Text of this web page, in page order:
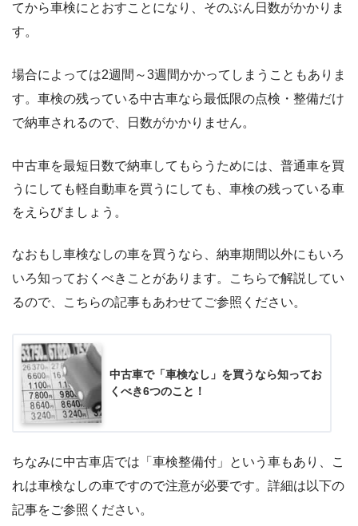
てから車検にとおすことになり、そのぶん日数がかかりま
す。
場合によっては2週間～3週間かかってしまうこともありま
す。車検の残っている中古車なら最低限の点検・整備だけ
で納車されるので、日数がかかりません。
中古車を最短日数で納車してもらうためには、普通車を買
うにしても軽自動車を買うにしても、車検の残っている車
をえらびましょう。
なおもし車検なしの車を買うなら、納車期間以外にもいろ
いろ知っておくべきことがあります。こちらで解説してい
るので、こちらの記事もあわせてご参照ください。
中古車で「車検なし」を買うなら知ってお
くべき6つのこと！
ちなみに中古車店では「車検整備付」という車もあり、こ
れは車検なしの車ですので注意が必要です。詳細は以下の
記事をご参照ください。